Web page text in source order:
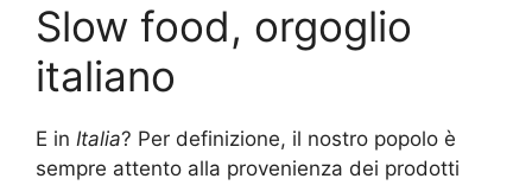
Slow food, orgoglio
italiano
E in Italia? Per definizione, il nostro popolo è
sempre attento alla provenienza dei prodotti